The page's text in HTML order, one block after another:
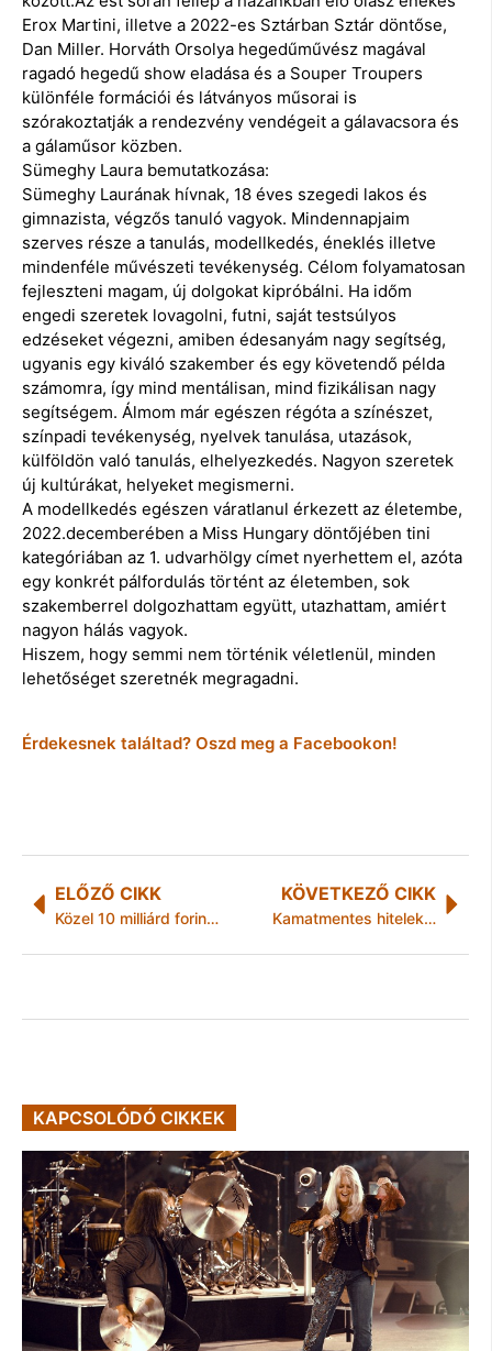
Erox Martini, illetve a 2022-es Sztárban Sztár döntőse,
Dan Miller. Horváth Orsolya hegedűművész magával
ragadó hegedű show eladása és a Souper Troupers
különféle formációi és látványos műsorai is
szórakoztatják a rendezvény vendégeit a gálavacsora és
a gálaműsor közben.
Sümeghy Laura bemutatkozása:
Sümeghy Laurának hívnak, 18 éves szegedi lakos és
gimnazista, végzős tanuló vagyok. Mindennapjaim
szerves része a tanulás, modellkedés, éneklés illetve
mindenféle művészeti tevékenység. Célom folyamatosan
fejleszteni magam, új dolgokat kipróbálni. Ha időm
engedi szeretek lovagolni, futni, saját testsúlyos
edzéseket végezni, amiben édesanyám nagy segítség,
ugyanis egy kiváló szakember és egy követendő példa
számomra, így mind mentálisan, mind fizikálisan nagy
segítségem. Álmom már egészen régóta a színészet,
színpadi tevékenység, nyelvek tanulása, utazások,
külföldön való tanulás, elhelyezkedés. Nagyon szeretek
új kultúrákat, helyeket megismerni.
A modellkedés egészen váratlanul érkezett az életembe,
2022.decemberében a Miss Hungary döntőjében tini
kategóriában az 1. udvarhölgy címet nyerhettem el, azóta
egy konkrét pálfordulás történt az életemben, sok
szakemberrel dolgozhattam együtt, utazhattam, amiért
nagyon hálás vagyok.
Hiszem, hogy semmi nem történik véletlenül, minden
lehetőséget szeretnék megragadni.
Érdekesnek találtad? Oszd meg a Facebookon!
ELŐZŐ CIKK
Közel 10 milliárd forintból újult meg a MATE gödöllői Szent István Campusa
KÖVETKEZŐ CIKK
Kamatmentes hitelekkel mentenék a karácsonyt a kereskedők
KAPCSOLÓDÓ CIKKEK